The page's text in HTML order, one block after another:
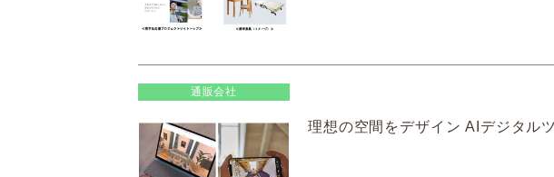
通販会社
理想の空間をデザイン AIデジタル